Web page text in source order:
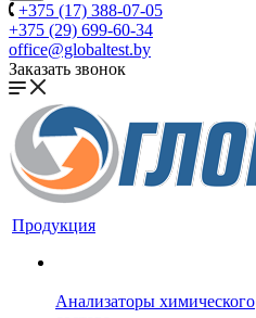
+375 (17) 388-07-05
+375 (29) 699-60-34
office@globaltest.by
Заказать звонок
Продукция
Анализаторы химического